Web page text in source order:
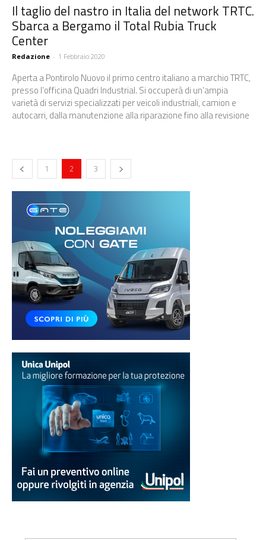
Il taglio del nastro in Italia del network TRTC.
Sbarca a Bergamo il Total Rubia Truck
Center
Redazione - 1 Febbraio 2020
Aperta a Pontirolo Nuovo il primo centro italiano a marchio TRTC,
presso l’officina Quadri Industrial. Si occuperà di un’ampia
varietà di servizi specializzati per veicoli industriali, camion e
autocarri, dalla manutenzione alla riparazione fino alla revisione
1 2 3